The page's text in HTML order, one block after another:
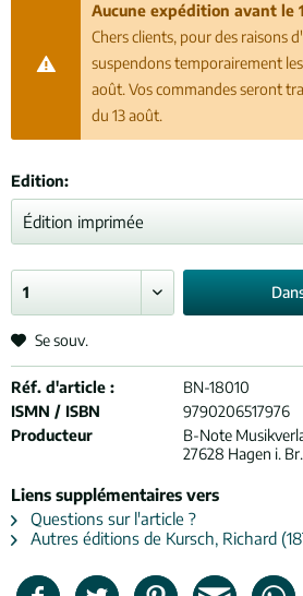
Aucune expédition avant le
Chers clients, pour des raisons
suspendons temporairement
août. Vos commandes seront
du 13 août.
Edition:
Se souv.
Réf. d'article :
BN-18010
ISMN / ISBN
9790206517976
Producteur
B-Note
27628 Hagen i.
Liens supplémentaires vers
Questions sur l'article ?
Autres éditions de Kursch, Richard